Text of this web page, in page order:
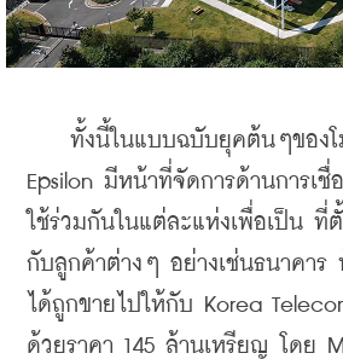
ทั้งนี้ในแบบฉบับยุคต้นๆของโ
Epsilon มีหน้าที่จัดการด้านการเ
ใช้ร่วมกันในแต่ละแห่งเพื่อเป็น ที่ตั้
กับลูกค้าต่างๆ อย่างเช่นธนาคาร
ได้ถูกขายไปให้กับ Korea
ด้วยราคา 145 ล้านเหรียญ โดย